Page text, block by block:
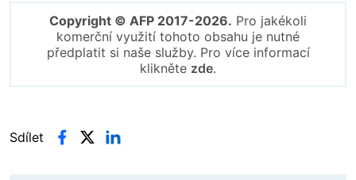
Copyright © AFP 2017-2026. Pro jakékoli
komerční využití tohoto obsahu je nutné
předplatit si naše služby. Pro více informací
klikněte zde.
Sdílet